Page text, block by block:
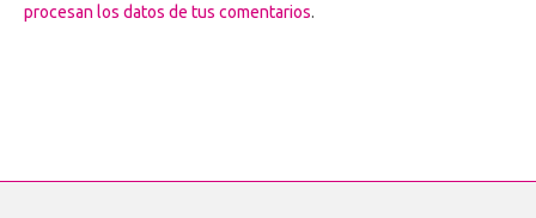
procesan los datos de tus comentarios.